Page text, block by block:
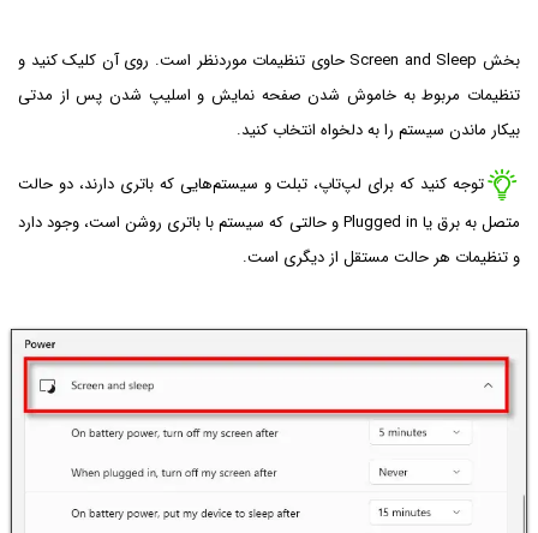
بخش Screen and Sleep حاوی تنظیمات موردنظر است. روی آن کلیک کنید و
تنظیمات مربوط به خاموش شدن صفحه نمایش و اسلیپ شدن پس از مدتی
بیکار ماندن سیستم را به دلخواه انتخاب کنید.
توجه کنید که برای لپ‌تاپ، تبلت و سیستم‌هایی که باتری دارند، دو حالت
متصل به برق یا Plugged in و حالتی که سیستم با باتری روشن است، وجود دارد
و تنظیمات هر حالت مستقل از دیگری است.